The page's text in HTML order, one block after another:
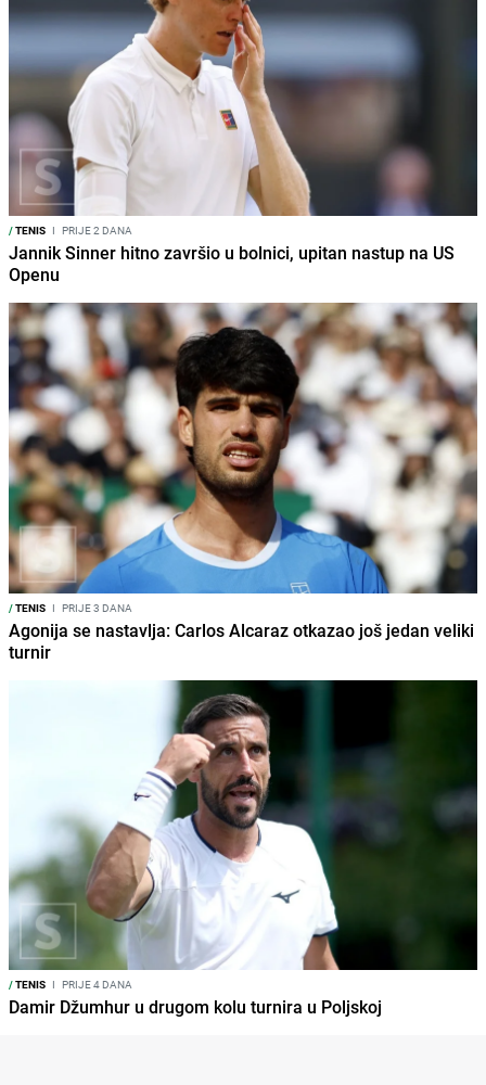
/TENIS I PRIJE 2 DANA
Jannik Sinner hitno završio u bolnici, upitan nastup na US
Openu
/TENIS I PRIJE 3 DANA
Agonija se nastavlja: Carlos Alcaraz otkazao još jedan veliki
turnir
/TENIS I PRIJE 4 DANA
Damir Džumhur u drugom kolu turnira u Poljskoj